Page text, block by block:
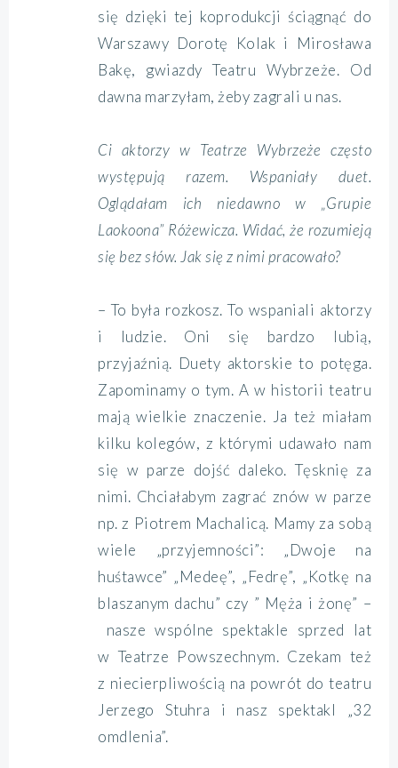
się dzięki tej koprodukcji ściągnąć do
Warszawy Dorotę Kolak i Mirosława
Bakę, gwiazdy Teatru Wybrzeże. Od
dawna marzyłam, żeby zagrali u nas.
Ci aktorzy w Teatrze Wybrzeże często
występują razem. Wspaniały duet.
Oglądałam ich niedawno w „Grupie
Laokoona” Różewicza. Widać, że rozumieją
się bez słów. Jak się z nimi pracowało?
– To była rozkosz. To wspaniali aktorzy
i ludzie. Oni się bardzo lubią,
przyjaźnią. Duety aktorskie to potęga.
Zapominamy o tym. A w historii teatru
mają wielkie znaczenie. Ja też miałam
kilku kolegów, z którymi udawało nam
się w parze dojść daleko. Tęsknię za
nimi. Chciałabym zagrać znów w parze
np. z Piotrem Machalicą. Mamy za sobą
wiele „przyjemności”: „Dwoje na
huśtawce” „Medeę”, „Fedrę”, „Kotkę na
blaszanym dachu” czy ” Męża i żonę” –
nasze wspólne spektakle sprzed lat
w Teatrze Powszechnym. Czekam też
z niecierpliwością na powrót do teatru
Jerzego Stuhra i nasz spektakl „32
omdlenia”.